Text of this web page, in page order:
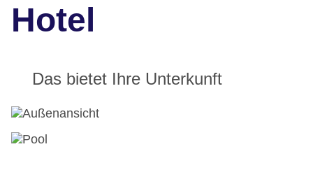
Hotel
Das bietet Ihre Unterkunft